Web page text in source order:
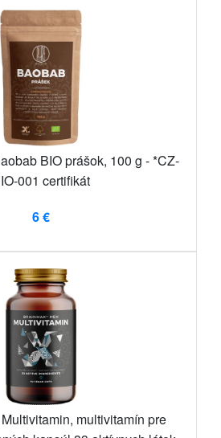
BIO prášok, 100 g - *CZ-
001 certifikát
6 €
multivitamín pre